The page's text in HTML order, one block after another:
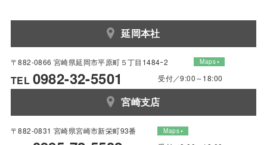
延岡本社
〒882-0866 宮崎県延岡市平原町５丁目1484ｰ2 Maps
TEL 0982-32-5501 受付／9:00～18:00
宮崎支店
〒882-0831 宮崎県宮崎市新栄町93番 Maps